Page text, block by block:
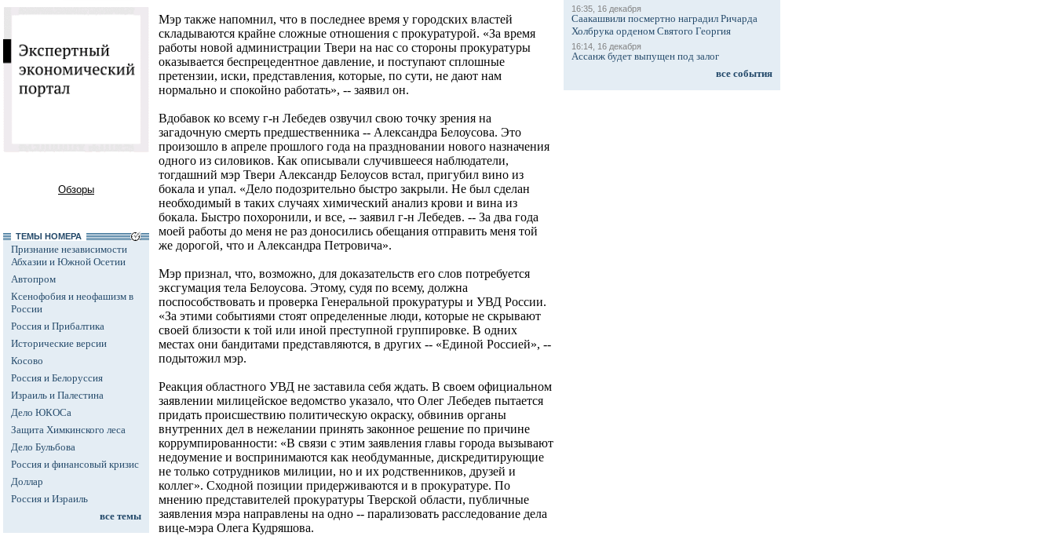
Обзоры
ТЕМЫ НОМЕРА
Признание независимости
Абхазии и Южной Осетии
Автопром
Ксенофобия и неофашизм в
России
Россия и Прибалтика
Исторические версии
Косово
Россия и Белоруссия
Израиль и Палестина
Дело ЮКОСа
Защита Химкинского леса
Дело Бульбова
Россия и финансовый кризис
Доллар
Россия и Израиль
все темы
Мэр также напомнил, что в последнее время у городских властей
складываются крайне сложные отношения с прокуратурой. «За время
работы новой администрации Твери на нас со стороны прокуратуры
оказывается беспрецедентное давление, и поступают сплошные
претензии, иски, представления, которые, по сути, не дают нам
нормально и спокойно работать», -- заявил он.
Вдобавок ко всему г-н Лебедев озвучил свою точку зрения на
загадочную смерть предшественника -- Александра Белоусова. Это
произошло в апреле прошлого года на праздновании нового назначения
одного из силовиков. Как описывали случившееся наблюдатели,
тогдашний мэр Твери Александр Белоусов встал, пригубил вино из
бокала и упал. «Дело подозрительно быстро закрыли. Не был сделан
необходимый в таких случаях химический анализ крови и вина из
бокала. Быстро похоронили, и все, -- заявил г-н Лебедев. -- За два года
моей работы до меня не раз доносились обещания отправить меня той
же дорогой, что и Александра Петровича».
Мэр признал, что, возможно, для доказательств его слов потребуется
эксгумация тела Белоусова. Этому, судя по всему, должна
поспособствовать и проверка Генеральной прокуратуры и УВД России.
«За этими событиями стоят определенные люди, которые не скрывают
своей близости к той или иной преступной группировке. В одних
местах они бандитами представляются, в других -- «Единой Россией», --
подытожил мэр.
Реакция областного УВД не заставила себя ждать. В своем официальном
заявлении милицейское ведомство указало, что Олег Лебедев пытается
придать происшествию политическую окраску, обвинив органы
внутренних дел в нежелании принять законное решение по причине
коррумпированности: «В связи с этим заявления главы города вызывают
недоумение и воспринимаются как необдуманные, дискредитирующие
не только сотрудников милиции, но и их родственников, друзей и
коллег». Сходной позиции придерживаются и в прокуратуре. По
мнению представителей прокуратуры Тверской области, публичные
заявления мэра направлены на одно -- парализовать расследование дела
вице-мэра Олега Кудряшова.
16:35, 16 декабря
Саакашвили посмертно наградил Ричарда
Холбрука орденом Святого Георгия
16:14, 16 декабря
Ассанж будет выпущен под залог
все события